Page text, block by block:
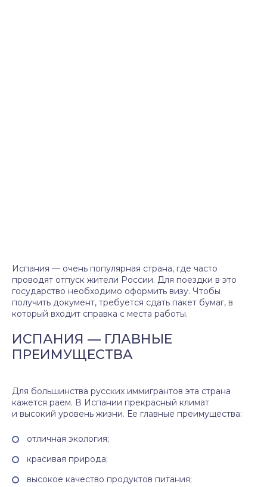
Испания — очень популярная страна, где часто
проводят отпуск жители России. Для поездки в это
государство необходимо оформить визу. Чтобы
получить документ, требуется сдать пакет бумаг, в
который входит справка с места работы.
ИСПАНИЯ — ГЛАВНЫЕ
ПРЕИМУЩЕСТВА
Для большинства русских иммигрантов эта страна
кажется раем. В Испании прекрасный климат
и высокий уровень жизни. Ее главные преимущества:
отличная экология;
красивая природа;
высокое качество продуктов питания;